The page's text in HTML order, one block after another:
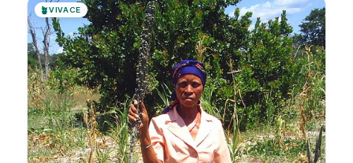
🪴VIVACE